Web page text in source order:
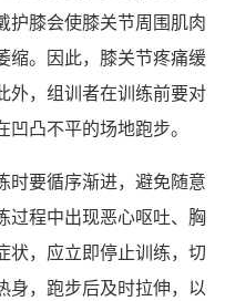
护膝会使膝关节周围肌肉
缩。因此，膝关节疼痛缓
外，组训者在训练前要对
凸不平的场地跑步。
时要循序渐进，避免随意
过程中出现恶心呕吐、胸
状，应立即停止训练，切
身，跑步后及时拉伸，以